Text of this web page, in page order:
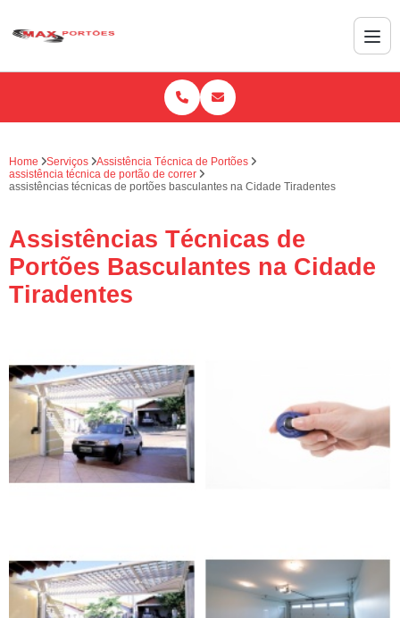
Home Serviços
Assistência Técnica de Portões
assistência técnica de portão de correr
assistências técnicas de portões basculantes na Cidade Tiradentes
Assistências Técnicas de
Portões Basculantes na Cidade
Tiradentes